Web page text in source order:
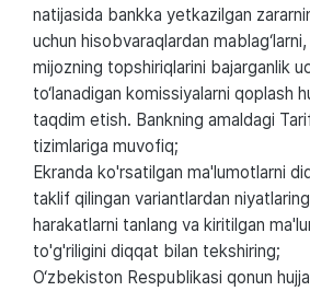
natijasida bankka yetkazilgan
uchun hisobvaraqlardan
mijozning topshiriqlarini bajarganlik
to‘lanadigan komissiyalarni qoplash
taqdim etish. Bankning amaldagi
tizimlariga muvofiq;
Ekranda ko'rsatilgan ma'lumotlarni
taklif qilingan variantlardan
harakatlarni tanlang va kiritilgan
to'g'riligini diqqat bilan tekshiring;
O‘zbekiston Respublikasi qonun